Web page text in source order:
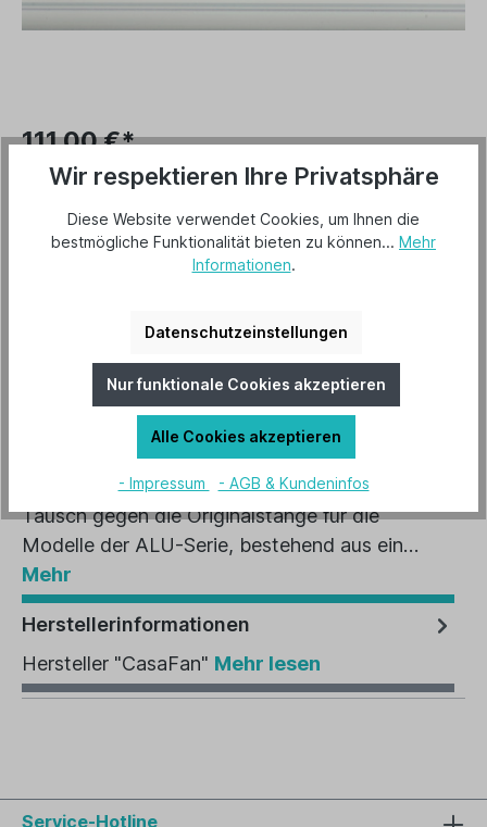
111,00 €*
Preise inkl. MwSt. zzgl. Versandkosten
Lieferzeit 3-5 Tage
In den Warenkorb
4024397345694
Beschreibung
Längere Deckenstange (beliebig kürzbar) zum
Tausch gegen die Originalstange für die
Modelle der ALU-Serie, bestehend aus ein…
Mehr
Herstellerinformationen
Hersteller "CasaFan" Mehr lesen
Service-Hotline
Wir respektieren Ihre Privatsphäre
Diese Website verwendet Cookies, um Ihnen die
bestmögliche Funktionalität bieten zu können... Mehr
Informationen.
Datenschutzeinstellungen
Nur funktionale Cookies akzeptieren
Alle Cookies akzeptieren
- Impressum - AGB & Kundeninfos